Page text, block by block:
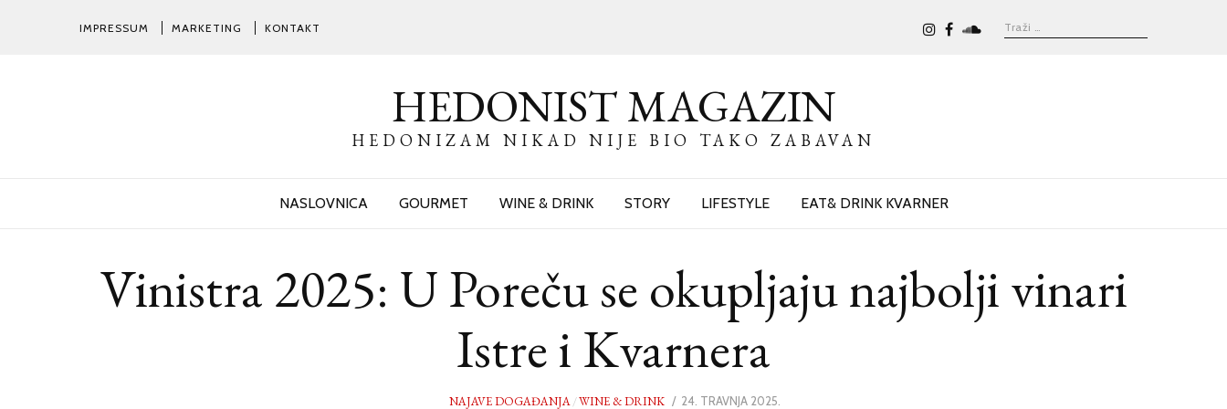
IMPRESSUM MARKETING KONTAKT
HEDONIST MAGAZIN
HEDONIZAM NIKAD NIJE BIO TAKO ZABAVAN
NASLOVNICA GOURMET WINE & DRINK STORY LIFESTYLE EAT& DRINK KVARNER
Vinistra 2025: U Poreču se okupljaju najbolji vinari
Istre i Kvarnera
NAJAVE DOGAĐANJA /WINE & DRINK POSTED
24. TRAVNJA 2025.